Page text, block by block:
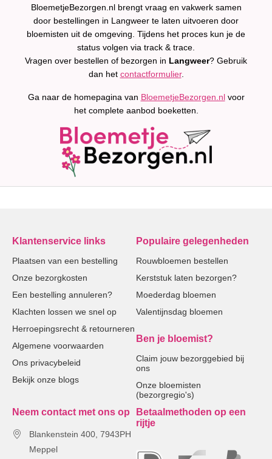
BloemetjeBezorgen.nl brengt vraag en vakwerk samen
door bestellingen in Langweer te laten uitvoeren door
bloemisten uit de omgeving. Tijdens het proces kun je de
status volgen via track & trace.
Vragen over bestellen of bezorgen in Langweer? Gebruik
dan het contactformulier.
Ga naar de homepagina van BloemetjeBezorgen.nlvoor
het complete aanbod boeketten.
Klantenservice links
Plaatsen van een bestelling
Onze bezorgkosten
Een bestelling annuleren?
Klachten lossen we snel op
Herroepingsrecht & retourneren
Algemene voorwaarden
Ons privacybeleid
Bekijk onze blogs
Populaire gelegenheden
Rouwbloemen bestellen
Kerststuk laten bezorgen?
Moederdag bloemen
Valentijnsdag bloemen
Ben je bloemist?
Claim jouw bezorggebied bij
ons
Onze bloemisten
(bezorgregio's)
Neem contact met ons op
Blankenstein 400, 7943PH
Meppel
Betaalmethoden op een
rijtje